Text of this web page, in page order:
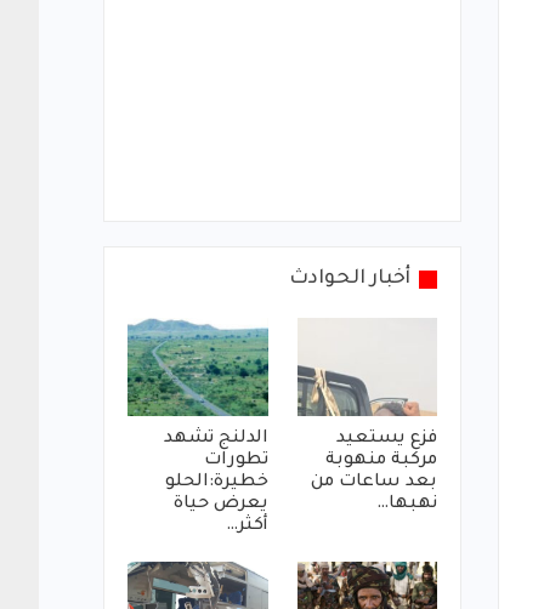
أخبار الحوادث
فزع يستعيد
مركبة منهوبة
بعد ساعات من
نهبها…
الدلنج تشهد
تطورات
خطيرة:الحلو
يعرض حياة
أكثر…